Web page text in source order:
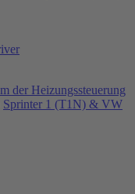
der Heizungssteuerung
Sprinter 1 (T1N) & VW